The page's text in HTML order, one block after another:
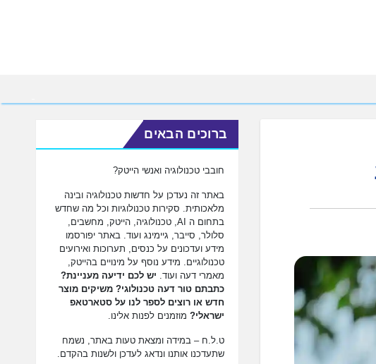
ברוכים הבאים
חובבי טכנולוגיה ואנשי הייטק?
באתר זה נעדכן על חדשות טכנולוגיה ובינה
מלאכותית. סקירות טכנולוגיות וכל מה שחדש
בתחום ה AI, טכנולוגיה, הייטק, מחשבים,
סלולר, סייבר, גיימינג ועוד. באתר יפורסמו
מידע ועדכונים על כנסים, תערוכות ואירועים
טכנולוגיים. מידע נוסף על מינויים בהייטק,
מאמרי דעה ועוד. יש לכם ידיעה מעניינת?
כתבתם טור דעה טכנולוגי? משיקים מוצר
חדש או רוצים לספר לנו על סטארטאפ
ישראלי? מוזמנים לפנות אלינו.
ט.ל.ח – במידה ומצאת טעות באתר, נשמח
שתעדכנו אותנו ונדאג לעדכן ולשנות בהקדם.